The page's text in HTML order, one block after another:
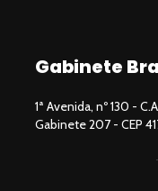
Gabinete
1ª Avenida, nº 130 -
Gabinete 207 - CEP